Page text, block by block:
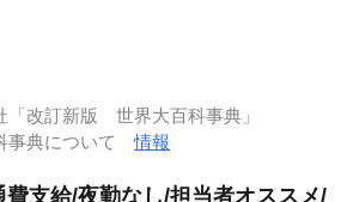
「改訂新版 世界大百科事典」
事典について情報
支給/夜勤なし/担当者オススメ/